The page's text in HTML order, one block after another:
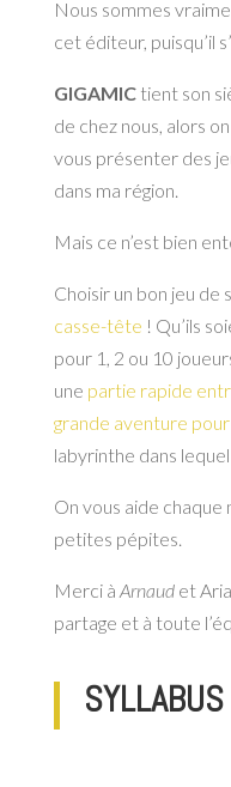
Nous sommes
cet éditeur, puisqu’il
GIGAMICtient son
de chez nous, alors
vous présenter des
dans ma région.
Mais ce n’est bien
Choisir un bon jeu de
casse-tête ! Qu’ils
pour 1, 2 ou 10
une partie rapide
grande aventure pour
labyrinthe dans
On vous aide
petites pépites.
Merci à Arnaudet
partage et à toute
SYLLABUS